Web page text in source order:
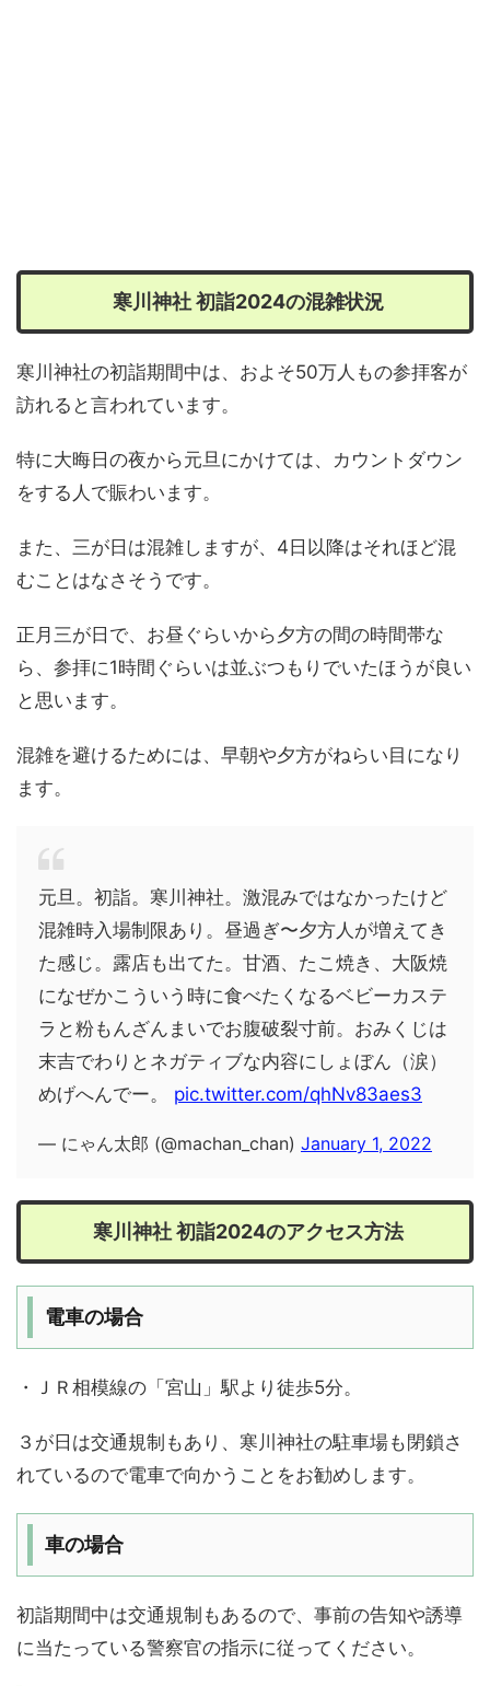
寒川神社 初詣2024の混雑状況
寒川神社の初詣期間中は、およそ50万人もの参拝客が
訪れると言われています。
特に大晦日の夜から元旦にかけては、カウントダウン
をする人で賑わいます。
また、三が日は混雑しますが、4日以降はそれほど混
むことはなさそうです。
正月三が日で、お昼ぐらいから夕方の間の時間帯な
ら、参拝に1時間ぐらいは並ぶつもりでいたほうが良い
と思います。
混雑を避けるためには、早朝や夕方がねらい目になり
ます。
元旦。初詣。寒川神社。激混みではなかったけど
混雑時入場制限あり。昼過ぎ〜夕方人が増えてき
た感じ。露店も出てた。甘酒、たこ焼き、大阪焼
になぜかこういう時に食べたくなるベビーカステ
ラと粉もんざんまいでお腹破裂寸前。おみくじは
末吉でわりとネガティブな内容にしょぼん（涙）
めげへんでー。 pic.twitter.com/qhNv83aes3
— にゃん太郎 (@machan_chan) January 1, 2022
寒川神社 初詣2024のアクセス方法
電車の場合
・ＪＲ相模線の「宮山」駅より徒歩5分。
３が日は交通規制もあり、寒川神社の駐車場も閉鎖さ
れているので電車で向かうことをお勧めします。
車の場合
初詣期間中は交通規制もあるので、事前の告知や誘導
に当たっている警察官の指示に従ってください。